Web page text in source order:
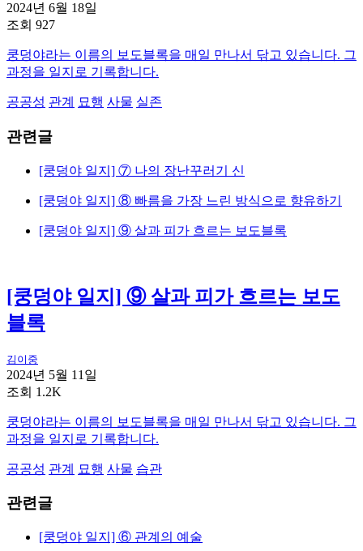
2024년 6월 18일
조회 927
쿵덩야라는 이름의 보도블록을 매일 만나서 닦고 있습니다. 그
과정을 일지로 기록합니다.
공공성 관계 묘행 사물 실존
관련글
[쿵덩야 일지] ⑦ 나의 장난꾸러기 신
[쿵덩야 일지] ⑧ 빠름을 가장 느린 방식으로 향유하기
[쿵덩야 일지] ⑨ 살과 피가 흐르는 보도블록
[쿵덩야 일지] ⑨ 살과 피가 흐르는 보도
블록
김이중
2024년 5월 11일
조회 1.2K
쿵덩야라는 이름의 보도블록을 매일 만나서 닦고 있습니다. 그
과정을 일지로 기록합니다.
공공성 관계 묘행 사물 습관
관련글
[쿵덩야 일지] ⑥ 관계의 예술